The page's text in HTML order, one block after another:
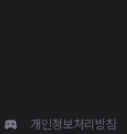
개인정보처리방침